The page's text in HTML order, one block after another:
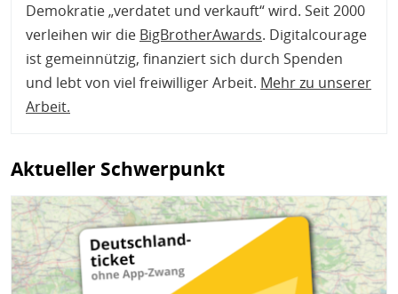
Demokratie „verdatet und verkauft“ wird. Seit 2000
verleihen wir die BigBrotherAwards. Digitalcourage
ist gemeinnützig, finanziert sich durch Spenden
und lebt von viel freiwilliger Arbeit. Mehr zu unserer
Arbeit.
Aktueller Schwerpunkt
Bild